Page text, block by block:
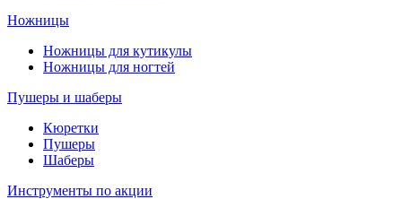
Ножницы
Ножницы для кутикулы
Ножницы для ногтей
Пушеры и шаберы
Кюретки
Пушеры
Шаберы
Инструменты по акции